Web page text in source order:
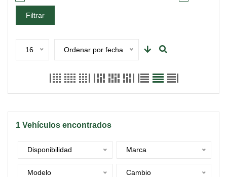
Filtrar
16 Ordenar por fecha
1 Vehículos encontrados
Disponibilidad Marca
Modelo Cambio